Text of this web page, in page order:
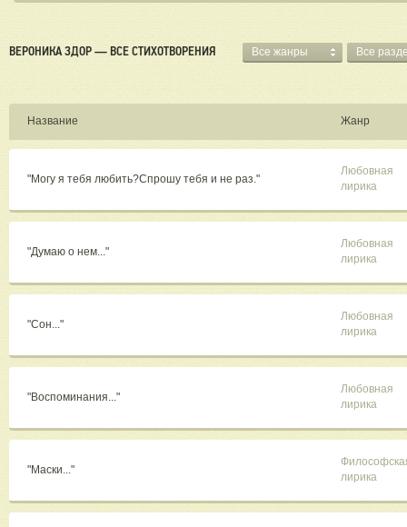
ВЕРОНИКА ЗДОР — ВСЕ СТИХОТВОРЕНИЯ Все жанры Все
Название Жанр
"Могу я тебя любить?Спрошу тебя и не раз."
Любовная
лирика
"Думаю о нем..."
Любовная
лирика
"Сон..."
Любовная
лирика
"Воспоминания..."
Любовная
лирика
"Маски..."
лирика